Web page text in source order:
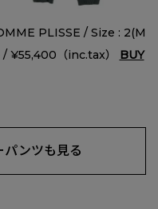
PLISSE / Size : 2(M
/ ¥55,400（inc.tax）
BUY
パンツも見る